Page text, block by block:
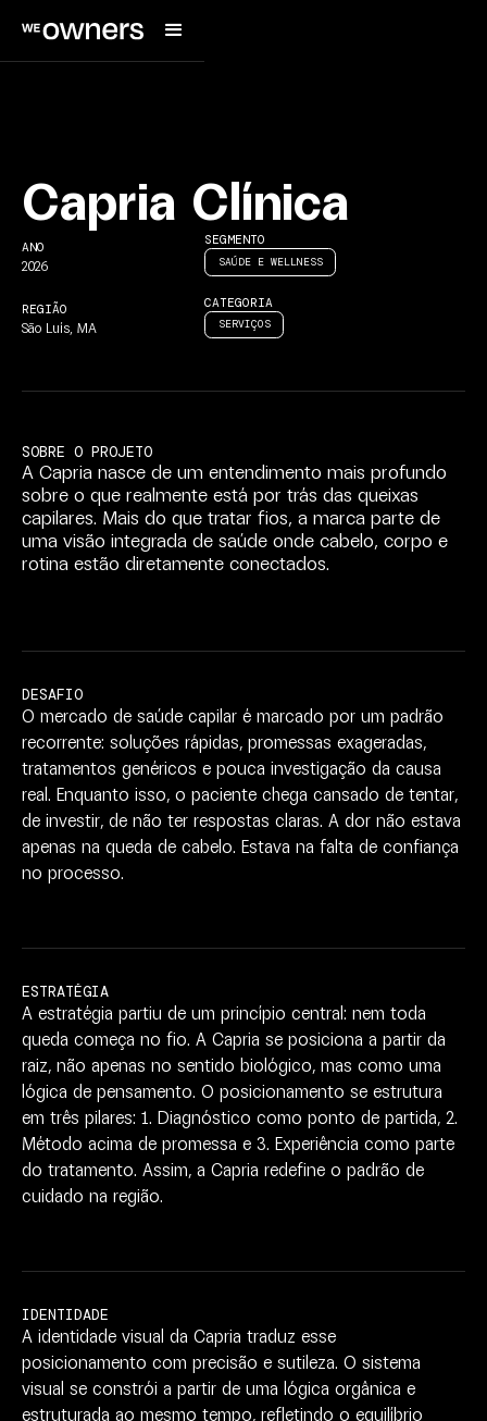
Capria Clínica
ANO
2026
SEGMENTO
SAÚDE E WELLNESS
REGIÃO
São Luís, MA
CATEGORIA
SERVIÇOS
SOBRE O PROJETO
A Capria nasce de um entendimento mais profundo
sobre o que realmente está por trás das queixas
capilares. Mais do que tratar fios, a marca parte de
uma visão integrada de saúde onde cabelo, corpo e
rotina estão diretamente conectados.
DESAFIO
O mercado de saúde capilar é marcado por um padrão
recorrente: soluções rápidas, promessas exageradas,
tratamentos genéricos e pouca investigação da causa
real. Enquanto isso, o paciente chega cansado de tentar,
de investir, de não ter respostas claras. A dor não estava
apenas na queda de cabelo. Estava na falta de confiança
no processo.
ESTRATÉGIA
A estratégia partiu de um princípio central: nem toda
queda começa no fio. A Capria se posiciona a partir da
raiz, não apenas no sentido biológico, mas como uma
lógica de pensamento. O posicionamento se estrutura
em três pilares: 1. Diagnóstico como ponto de partida, 2.
Método acima de promessa e 3. Experiência como parte
do tratamento. Assim, a Capria redefine o padrão de
cuidado na região.
IDENTIDADE
A identidade visual da Capria traduz esse
posicionamento com precisão e sutileza. O sistema
visual se constrói a partir de uma lógica orgânica e
estruturada ao mesmo tempo, refletindo o equilíbrio